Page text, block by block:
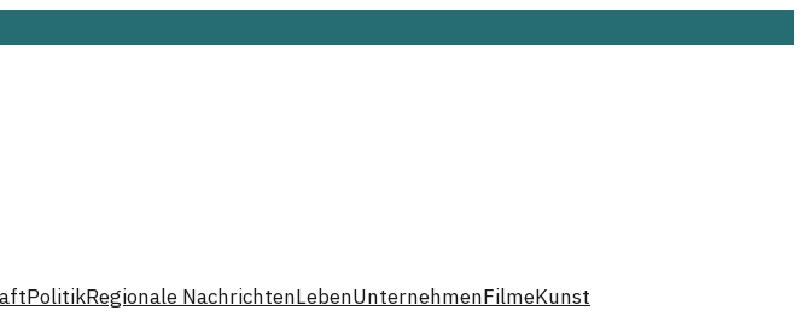
PolitikRegionale NachrichtenLebenUnternehmenFilmeKunst